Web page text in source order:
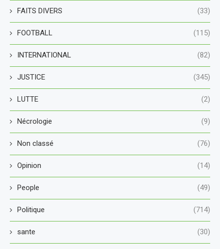
FAITS DIVERS (33)
FOOTBALL (115)
INTERNATIONAL (82)
JUSTICE (345)
LUTTE (2)
Nécrologie (9)
Non classé (76)
Opinion (14)
People (49)
Politique (714)
sante (30)